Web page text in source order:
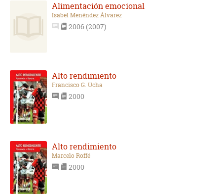
Alimentación emocional
Isabel Menéndez Álvarez
2006 (2007)
Alto rendimiento
Francisco G. Ucha
2000
Alto rendimiento
Marcelo Roffé
2000